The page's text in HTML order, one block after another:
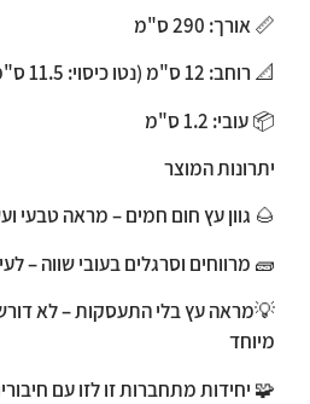
📏 אורך: 290 ס"מ
📐 רוחב: 12 ס"מ (נטו כיסוי: 11.5 ס"מ)
📦 עובי: 1.2 ס"מ
יתרונות המוצר
🌰 גוון עץ חום חמים – מראה טבעי
🧱 מרווחים וסרגלים בעובי שווה –
💡מראה עץ בלי התעסקות – לא דורש
מיוחד
🧩 יחידות מתחברות זו לזו עם